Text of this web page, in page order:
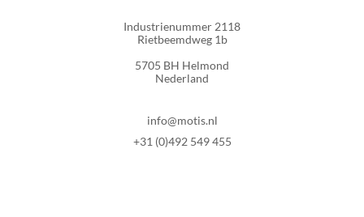
Industrienummer 2118
Rietbeemdweg 1b
5705 BH Helmond
Nederland
info@motis.nl
+31 (0)492 549 455